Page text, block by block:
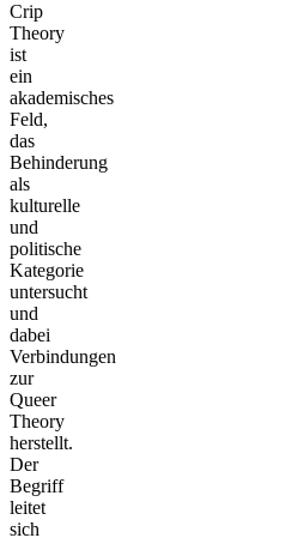
Crip
Theory
ist
ein
akademisches
Feld,
das
Behinderung
als
kulturelle
und
politische
Kategorie
untersucht
und
dabei
Verbindungen
zur
Queer
Theory
herstellt.
Der
Begriff
leitet
sich